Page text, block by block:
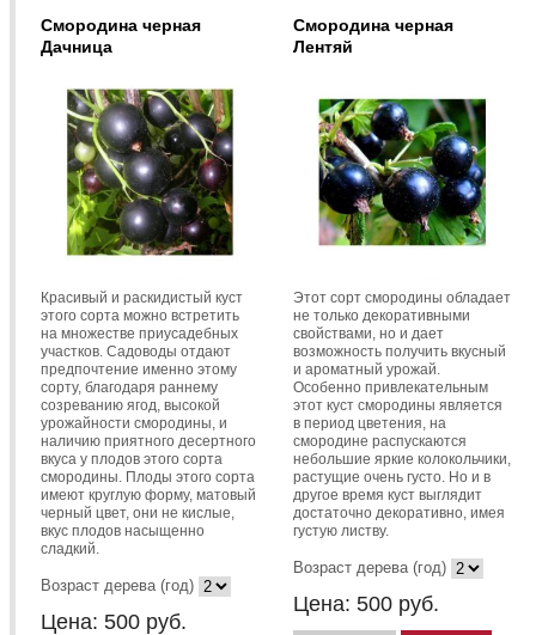
Смородина черная
Дачница
Красивый и раскидистый куст
этого сорта можно встретить
на множестве приусадебных
участков. Садоводы отдают
предпочтение именно этому
сорту, благодаря раннему
созреванию ягод, высокой
урожайности смородины, и
наличию приятного десертного
вкуса у плодов этого сорта
смородины. Плоды этого сорта
имеют круглую форму, матовый
черный цвет, они не кислые,
вкус плодов насыщенно
сладкий.
Возраст дерева (год)
Цена: 500 руб.
Смородина черная
Лентяй
Этот сорт смородины обладает
не только декоративными
свойствами, но и дает
возможность получить вкусный
и ароматный урожай.
Особенно привлекательным
этот куст смородины является
в период цветения, на
смородине распускаются
небольшие яркие колокольчики,
растущие очень густо. Но и в
другое время куст выглядит
достаточно декоративно, имея
густую листву.
Возраст дерева (год)
Цена: 500 руб.